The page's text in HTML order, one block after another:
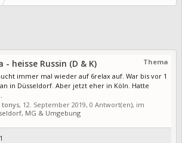
Thema
- heisse Russin (D & K)
immer mal wieder auf 6relax auf. War bis vor 1
in Düsseldorf. Aber jetzt eher in Köln. Hatte
tonys, 12. September 2019, 0 Antwort(en), im
MG & Umgebung